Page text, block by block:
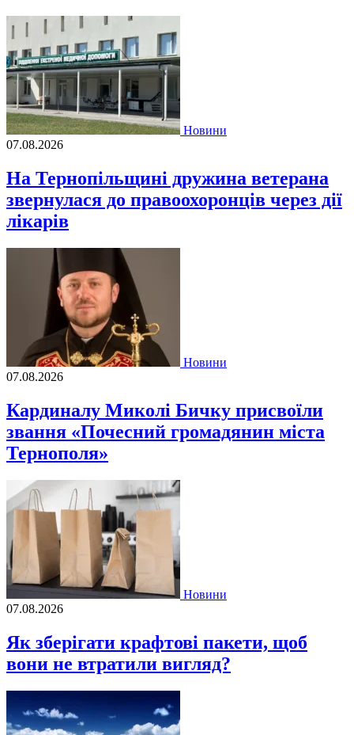
Новини
07.08.2026
На Тернопільщині дружина ветерана
звернулася до правоохоронців через дії
лікарів
Новини
07.08.2026
Кардиналу Миколі Бичку присвоїли
звання «Почесний громадянин міста
Тернополя»
Новини
07.08.2026
Як зберігати крафтові пакети, щоб
вони не втратили вигляд?